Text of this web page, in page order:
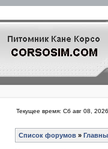
Текущее время: Сб авг 08,
Список форумов »